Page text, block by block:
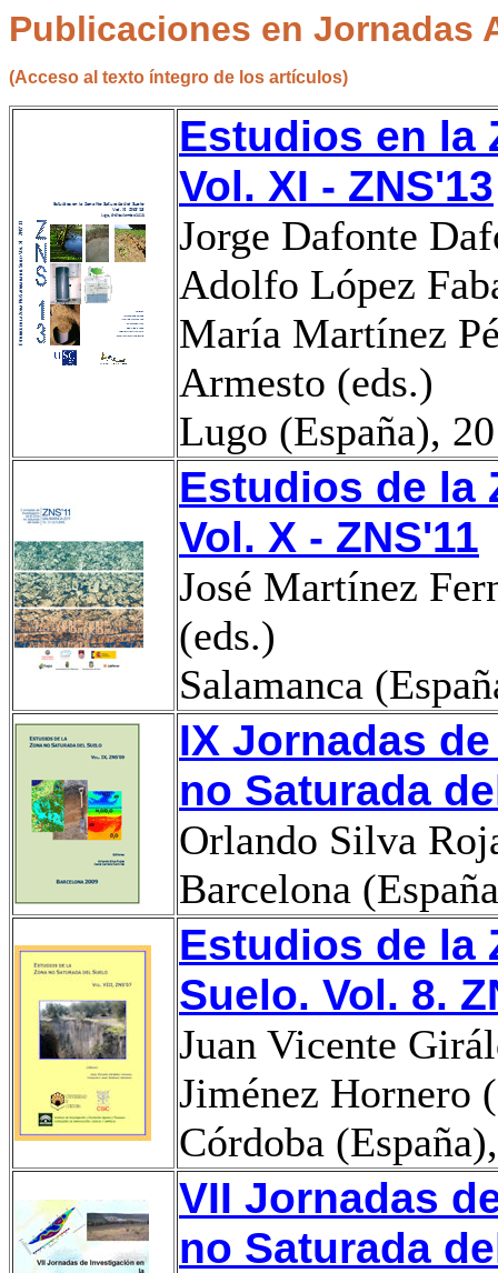
Publicaciones en Jornadas
(Acceso al texto íntegro de los artículos)
Estudios en la
Vol. XI - ZNS'13
Jorge Dafonte
Adolfo López
María Martínez
Armesto (eds.)
Lugo (España),
Estudios de la
Vol. X - ZNS'11
José Martínez
(eds.)
Salamanca
IX Jornadas
no Saturada
Orlando Silva
Barcelona
Estudios de la
Suelo. Vol. 8.
Juan Vicente
Jiménez Hornero
Córdoba
VII Jornadas
no Saturada